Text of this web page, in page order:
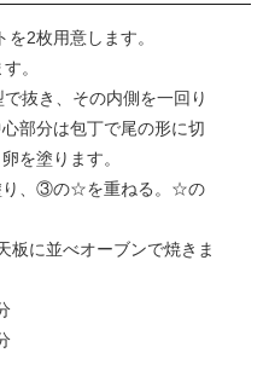
2枚用意します。
。
抜き、その内側を一回り
部分は包丁で尾の形に切
を塗ります。
り、③の☆を重ねる。☆の
板に並べオーブンで焼きま